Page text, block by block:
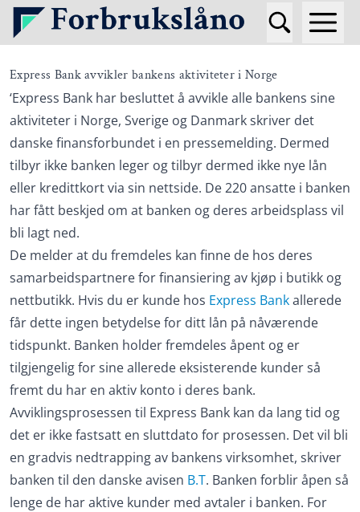
Express Bank avvikler bankens aktiviteter i Norge
‘Express Bank har besluttet å avvikle alle bankens sine
aktiviteter i Norge, Sverige og Danmark skriver det
danske finansforbundet i en pressemelding. Dermed
tilbyr ikke banken leger og tilbyr dermed ikke nye lån
eller kredittkort via sin nettside. De 220 ansatte i banken
har fått beskjed om at banken og deres arbeidsplass vil
bli lagt ned.
De melder at du fremdeles kan finne de hos deres
samarbeidspartnere for finansiering av kjøp i butikk og
nettbutikk. Hvis du er kunde hos Express Bankallerede
får dette ingen betydelse for ditt lån på nåværende
tidspunkt. Banken holder fremdeles åpent og er
tilgjengelig for sine allerede eksisterende kunder så
fremt du har en aktiv konto i deres bank.
Avviklingsprosessen til Express Bank kan da lang tid og
det er ikke fastsatt en sluttdato for prosessen. Det vil bli
en gradvis nedtrapping av bankens virksomhet, skriver
banken til den danske avisen B.T. Banken forblir åpen så
lenge de har aktive kunder med avtaler i banken. For